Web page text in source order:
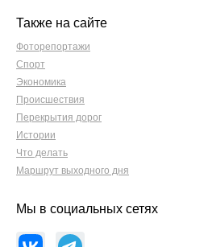
Также на сайте
Фоторепортажи
Спорт
Экономика
Происшествия
Перекрытия дорог
Истории
Что делать
Маршрут выходного дня
Мы в социальных сетях